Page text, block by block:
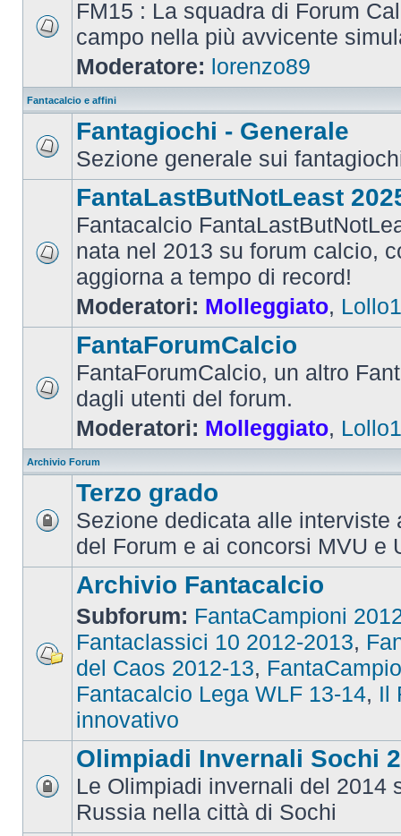
FM15 : La squadra di Forum
campo nella più avvicente
Moderatore: lorenzo89
Fantacalcio e affini
Fantagiochi - Generale
Sezione generale sui
FantaLastButNotLeast
Fantacalcio
nata nel 2013 su forum calcio,
aggiorna a tempo di record!
Moderatori: Molleggiato,
FantaForumCalcio
FantaForumCalcio, un altro
dagli utenti del forum.
Moderatori: Molleggiato,
Archivio Forum
Terzo grado
Sezione dedicata alle interviste
del Forum e ai concorsi MVU e
Archivio Fantacalcio
Subforum: FantaCampioni
Fantaclassici 10 2012-2013,
del Caos 2012-13,
Fantacalcio Lega WLF 13-14, Il
innovativo
Olimpiadi Invernali Sochi
Le Olimpiadi invernali del 2014
Russia nella città di Sochi